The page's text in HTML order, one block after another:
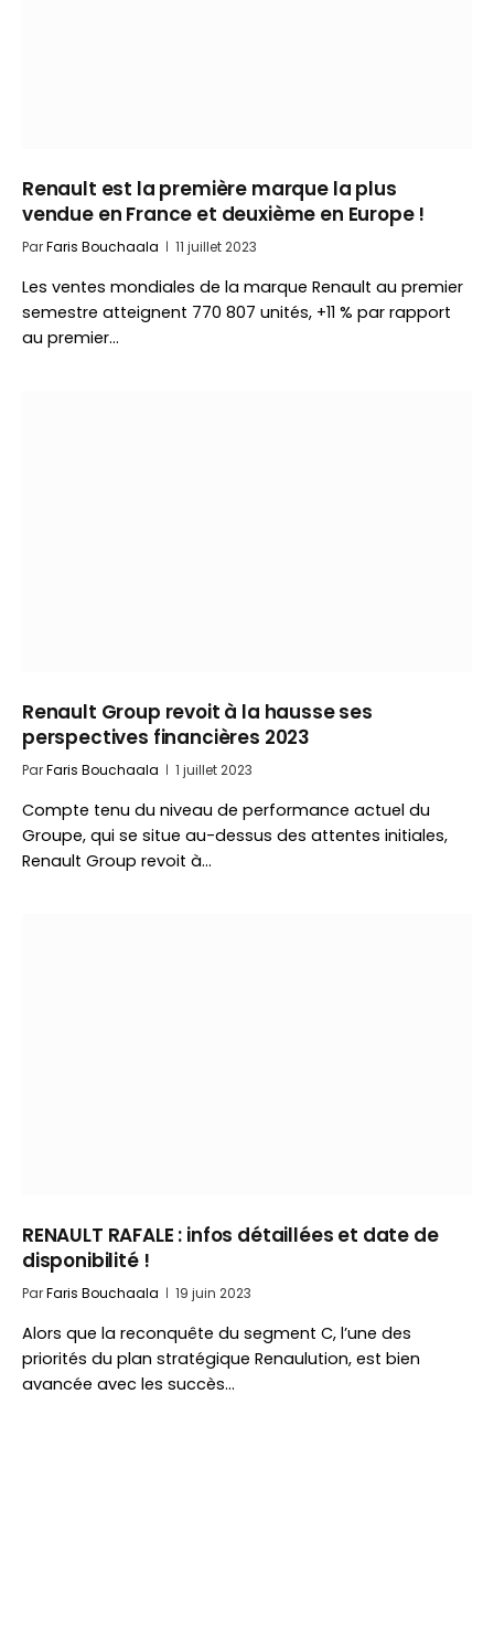
Renault est la première marque la plus
vendue en France et deuxième en Europe !
ParFaris Bouchaala 11 juillet 2023
Les ventes mondiales de la marque Renault au premier
semestre atteignent 770 807 unités, +11 % par rapport
au premier…
Renault Group revoit à la hausse ses
perspectives financières 2023
ParFaris Bouchaala 1 juillet 2023
Compte tenu du niveau de performance actuel du
Groupe, qui se situe au-dessus des attentes initiales,
Renault Group revoit à…
RENAULT RAFALE : infos détaillées et date de
disponibilité !
ParFaris Bouchaala 19 juin 2023
Alors que la reconquête du segment C, l’une des
priorités du plan stratégique Renaulution, est bien
avancée avec les succès…